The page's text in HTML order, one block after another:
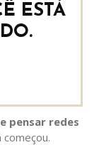
ESTÁ
pensar redes